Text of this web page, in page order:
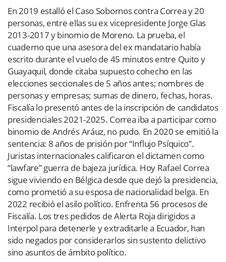
En 2019 estalló el Caso Sobornos contra Correa y 20
personas, entre ellas su ex vicepresidente Jorge Glas
2013-2017 y binomio de Moreno. La prueba, el
cuaderno que una asesora del ex mandatario había
escrito durante el vuelo de 45 minutos entre Quito y
Guayaquil, donde citaba supuesto cohecho en las
elecciones seccionales de 5 años antes; nombres de
personas y empresas; sumas de dinero, fechas, horas.
Fiscalía lo presentó antes de la inscripción de candidatos
presidenciales 2021-2025. Correa iba a participar como
binomio de Andrés Aráuz, no pudo. En 2020 se emitió la
sentencia: 8 años de prisión por “Influjo Psíquico”.
Juristas internacionales calificaron el dictamen como
“lawfare” guerra de bajeza jurídica. Hoy Rafael Correa
sigue viviendo en Bélgica desde que dejó la presidencia,
como prometió a su esposa de nacionalidad belga. En
2022 recibió el asilo político. Enfrenta 56 procesos de
Fiscalía. Los tres pedidos de Alerta Roja dirigidos a
Interpol para detenerle y extraditarle a Ecuador, han
sido negados por considerarlos sin sustento delictivo
sino asuntos de ámbito político.